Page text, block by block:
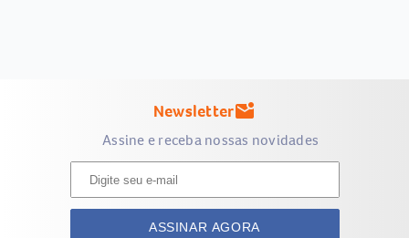
Newslettermark_email_unread
Assine e receba nossas novidades
ASSINAR AGORA